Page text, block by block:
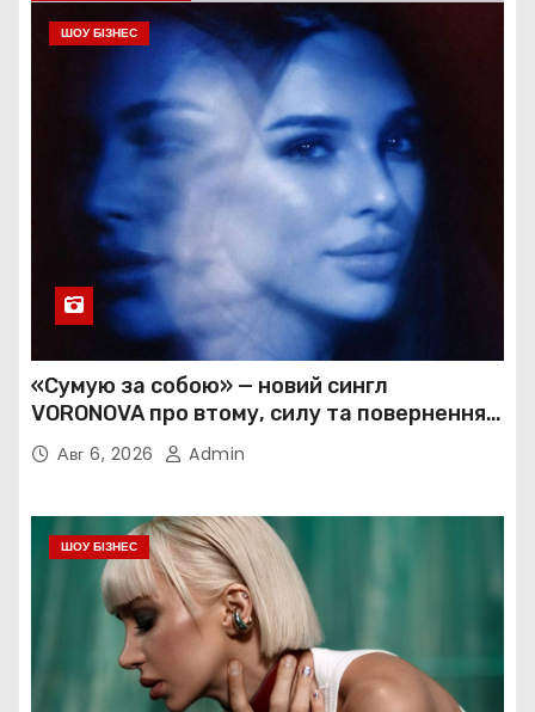
ШОУ БІЗНЕС
«Сумую за собою» — новий сингл
VORONOVA про втому, силу та повернення
до себе
Авг 6, 2026 Admin
ШОУ БІЗНЕС